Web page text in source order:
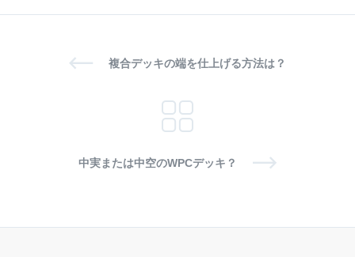
複合デッキの端を仕上げる方法は？
中実または中空のWPCデッキ？